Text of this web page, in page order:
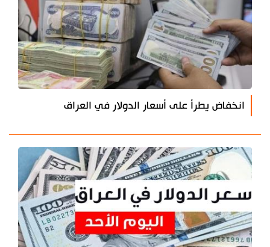
انخفاض يطرأ على أسعار الدولار في العراق